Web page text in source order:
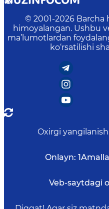
© 2001-2026 Barcha
himoyalangan. Ushbu
ma’lumotlardan
ko‘rsatilishi
Oxirgi yangilanish
Onlayn: 1
Veb-saytdagi